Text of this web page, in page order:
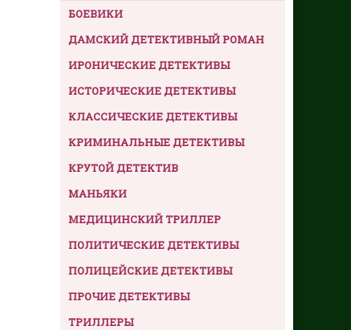
БОЕВИКИ
ДАМСКИЙ ДЕТЕКТИВНЫЙ РОМАН
ИРОНИЧЕСКИЕ ДЕТЕКТИВЫ
ИСТОРИЧЕСКИЕ ДЕТЕКТИВЫ
КЛАССИЧЕСКИЕ ДЕТЕКТИВЫ
КРИМИНАЛЬНЫЕ ДЕТЕКТИВЫ
КРУТОЙ ДЕТЕКТИВ
МАНЬЯКИ
МЕДИЦИНСКИЙ ТРИЛЛЕР
ПОЛИТИЧЕСКИЕ ДЕТЕКТИВЫ
ПОЛИЦЕЙСКИЕ ДЕТЕКТИВЫ
ПРОЧИЕ ДЕТЕКТИВЫ
ТРИЛЛЕРЫ